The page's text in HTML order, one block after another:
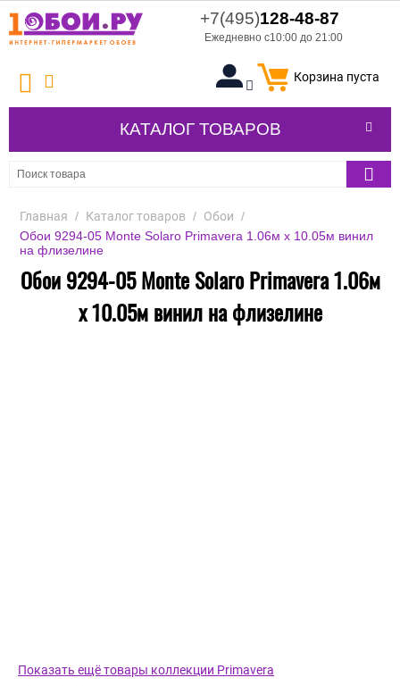
+7(495)128-48-87
Ежедневно с10:00 до 21:00
Корзина пуста
КАТАЛОГ ТОВАРОВ
Главная / Каталог товаров / Обои /
Обои 9294-05 Monte Solaro Primavera 1.06м x 10.05м винил
на флизелине
Обои 9294-05 Monte Solaro Primavera 1.06м
x 10.05м винил на флизелине
Показать ещё товары коллекции Primavera